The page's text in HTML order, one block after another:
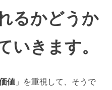
るかどうか
いきます。
値 」を重視して、そうで